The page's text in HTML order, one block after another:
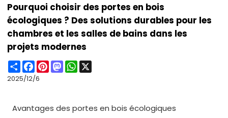
Pourquoi choisir des portes en bois
écologiques ? Des solutions durables pour les
chambres et les salles de bains dans les
projets modernes
ShareFacebook
PinterestMastodonWhatsApp
2025/12/6
Avantages des portes en bois écologiques